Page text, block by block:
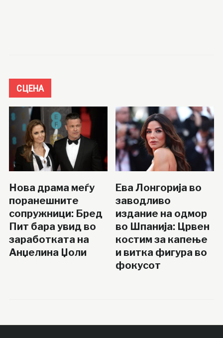
СЦЕНА
Нова драма меѓу
поранешните
сопружници: Бред
Пит бара увид во
заработката на
Анџелина Џоли
Ева Лонгорија во
заводливо
издание на одмор
во Шпанија: Црвен
костим за капење
и витка фигура во
фокусот